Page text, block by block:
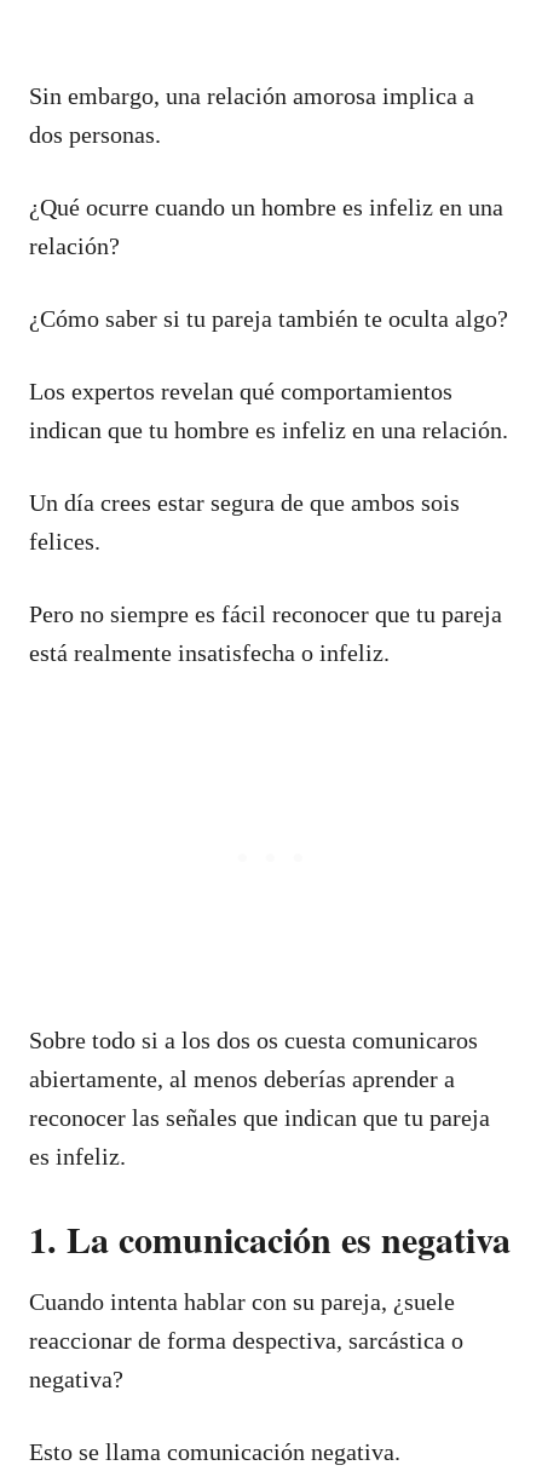
Sin embargo, una relación amorosa implica a
dos personas.
¿Qué ocurre cuando un hombre es infeliz en una
relación?
¿Cómo saber si tu pareja también te oculta algo?
Los expertos revelan qué comportamientos
indican que tu hombre es infeliz en una relación.
Un día crees estar segura de que ambos sois
felices.
Pero no siempre es fácil reconocer que tu pareja
está realmente insatisfecha o infeliz.
Sobre todo si a los dos os cuesta comunicaros
abiertamente, al menos deberías aprender a
reconocer las señales que indican que tu pareja
es infeliz.
1. La comunicación es negativa
Cuando intenta hablar con su pareja, ¿suele
reaccionar de forma despectiva, sarcástica o
negativa?
Esto se llama comunicación negativa.